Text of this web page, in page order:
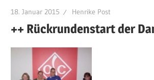
18. Januar 2015 Henrike Post
++ Rückrundenstart der